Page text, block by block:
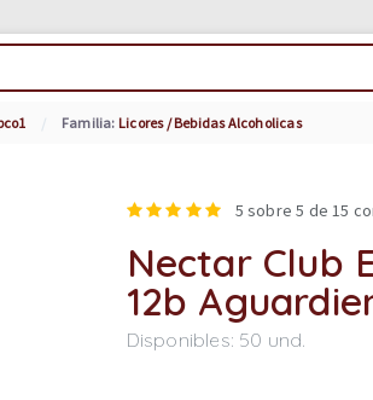
Familia: Licores / Bebidas Alcoholicas
5 sobre 5 de15
Nectar Club
12b
Disponibles: 50 und.